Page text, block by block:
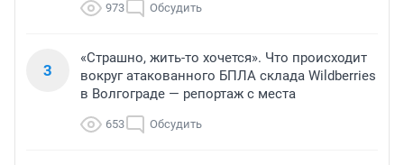
973 Обсудить
3
«Страшно, жить-то хочется». Что происходит
вокруг атакованного БПЛА склада Wildberries
в Волгограде — репортаж с места
653 Обсудить